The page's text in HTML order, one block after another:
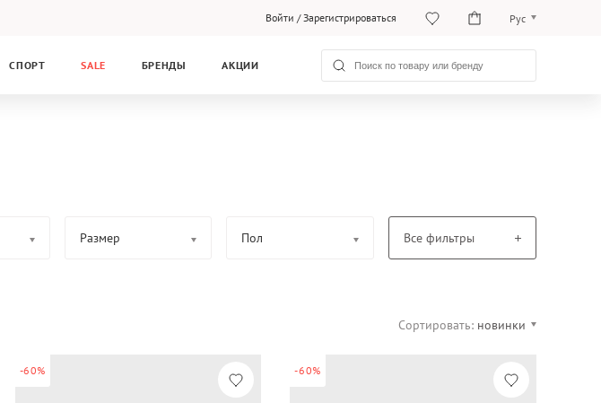
Войти /Зарегистрироваться Рус
Рус
СПОРТ SALE БРЕНДЫ АКЦИИ
Размер Пол Все фильтры
Сортировать: новинки
-60% -60%